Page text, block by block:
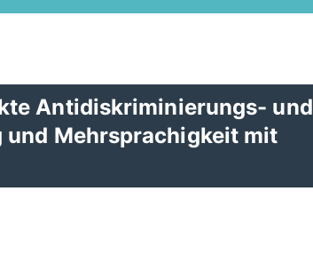
Antidiskriminierungs- und
Mehrsprachigkeit mit